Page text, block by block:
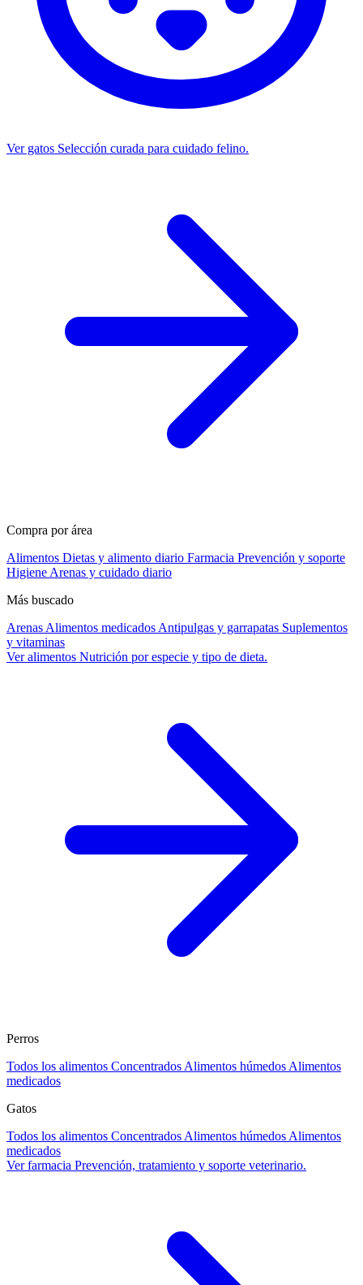
Ver gatos Selección curada para cuidado felino.
Compra por área
Alimentos Dietas y alimento diario Farmacia Prevención y soporte
Higiene Arenas y cuidado diario
Más buscado
Arenas Alimentos medicados Antipulgas y garrapatas Suplementos
y vitaminas
Ver alimentos Nutrición por especie y tipo de dieta.
Perros
Todos los alimentos Concentrados Alimentos húmedos Alimentos
medicados
Gatos
Todos los alimentos Concentrados Alimentos húmedos Alimentos
medicados
Ver farmacia Prevención, tratamiento y soporte veterinario.